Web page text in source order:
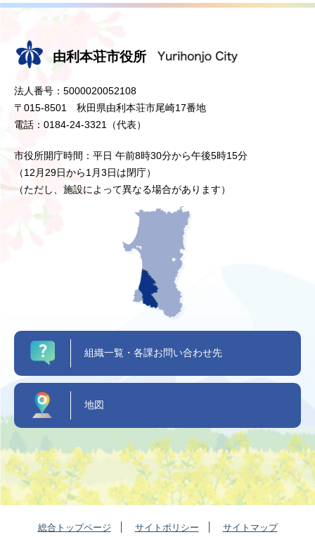
由利本荘市役所
法人番号：5000020052108
〒015-8501 秋田県由利本荘市尾崎17番地
電話：0184-24-3321（代表）
市役所開庁時間：平日 午前8時30分から午後5時15分
（12月29日から1月3日は閉庁）
（ただし、施設によって異なる場合があります）
組織一覧・各課お問い合わせ先
地図
総合トップページ サイトポリシー サイトマップ